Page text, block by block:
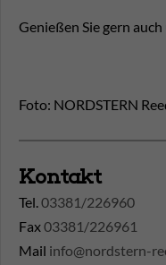
Genießen Sie gern
Foto: NORDSTERN
Kontakt
Tel.03381/226960
Fax03381/226961
Mail info@nordstern-